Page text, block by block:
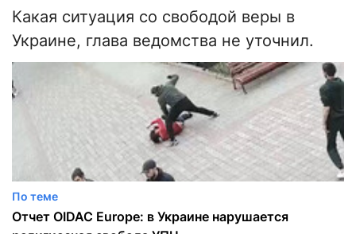
Какая ситуация со свободой веры в
Украине, глава ведомства не уточнил.
По теме
Отчет OIDAC Europe: в Украине нарушается